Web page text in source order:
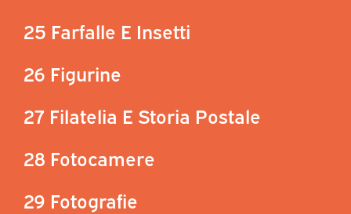
25 Farfalle E Insetti
26 Figurine
27 Filatelia E Storia Postale
28 Fotocamere
29 Fotografie